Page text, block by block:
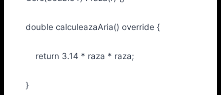
double calculeazaAria() override {
return 3.14 * raza * raza;
}